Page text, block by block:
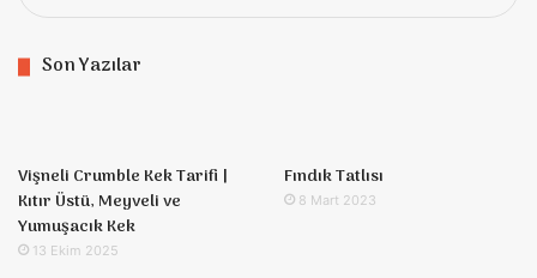
Son Yazılar
Vişneli Crumble Kek Tarifi |
Kıtır Üstü, Meyveli ve
Yumuşacık Kek
13 Ekim 2025
Fındık Tatlısı
8 Mart 2023